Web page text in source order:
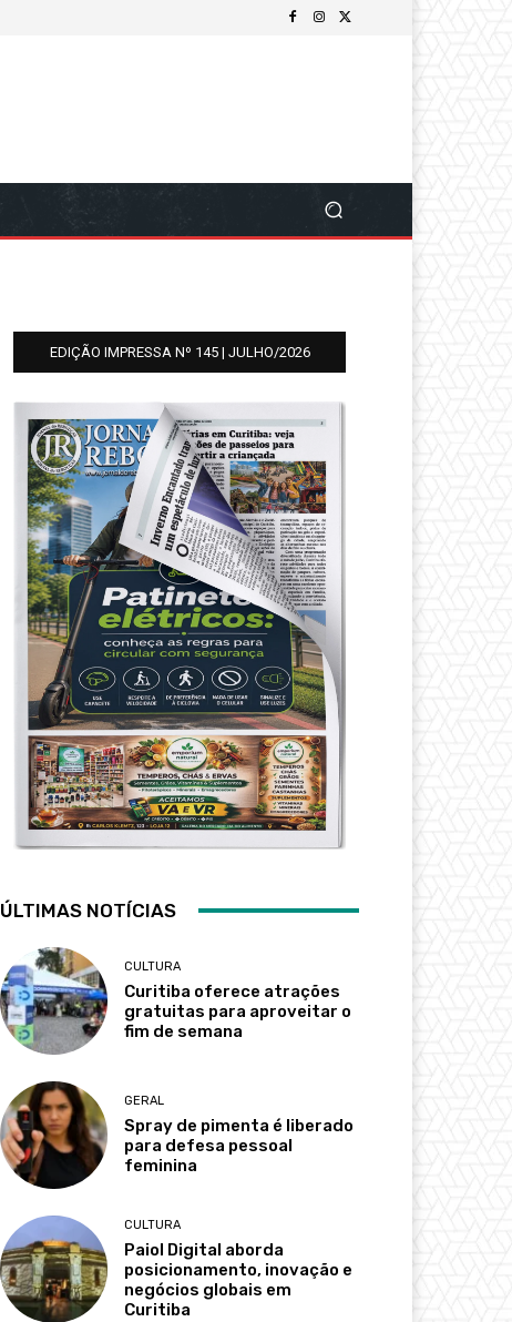
EDIÇÃO IMPRESSA Nº 145 | JULHO/2026
ÚLTIMAS NOTÍCIAS
CULTURA
Curitiba oferece atrações
gratuitas para aproveitar o
fim de semana
GERAL
Spray de pimenta é liberado
para defesa pessoal
feminina
CULTURA
Paiol Digital aborda
posicionamento, inovação e
negócios globais em
Curitiba